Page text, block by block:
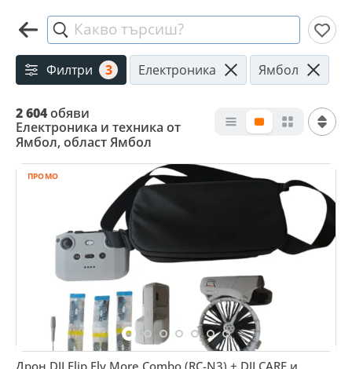
Какво търсиш?
Филтри 3 Електроника Ямбол
2 604обяви
Електроника и техника от
Ямбол, област Ямбол
ПРОМО
Дрон DJI Flip Fly More Combo (RC-N3) + DJI CARE и